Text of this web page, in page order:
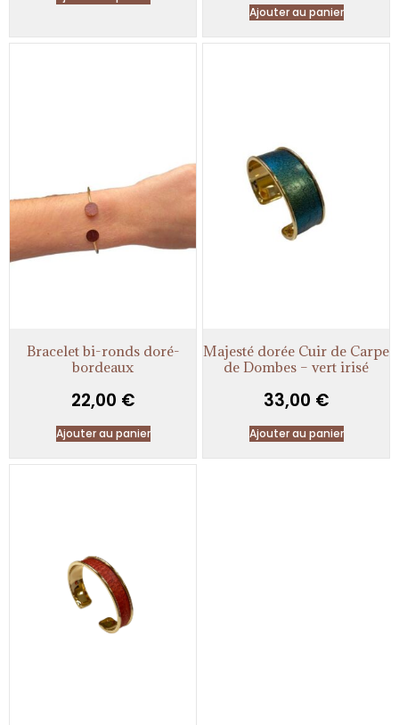
Ajouter au panier
Bracelet bi-ronds doré-
bordeaux
22,00 €
Ajouter au panier
Majesté dorée Cuir de Carpe
de Dombes – vert irisé
33,00 €
Ajouter au panier